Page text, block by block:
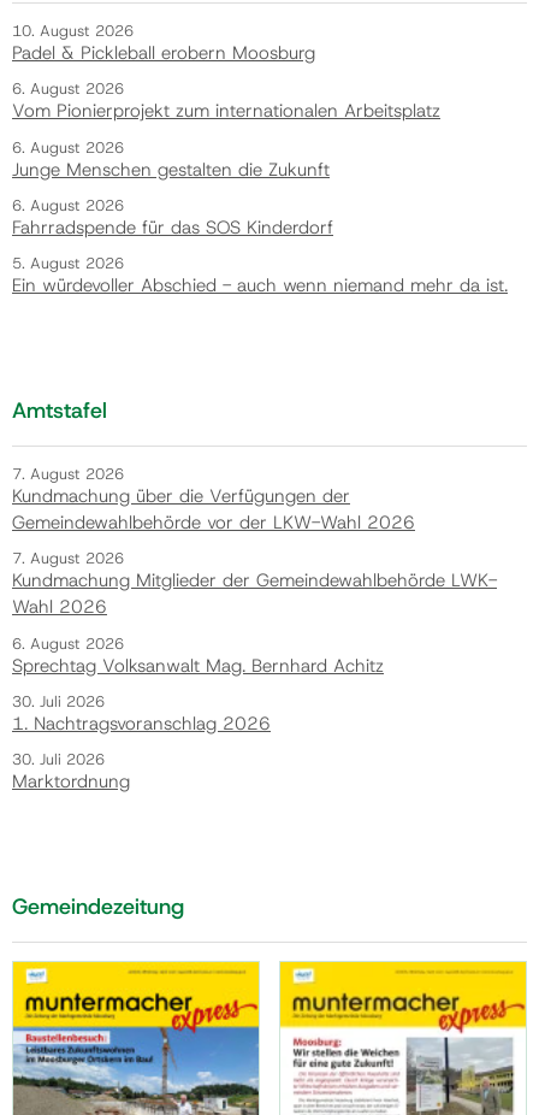
10. August 2026
Padel & Pickleball erobern Moosburg
6. August 2026
Vom Pionierprojekt zum internationalen Arbeitsplatz
6. August 2026
Junge Menschen gestalten die Zukunft
6. August 2026
Fahrradspende für das SOS Kinderdorf
5. August 2026
Ein würdevoller Abschied - auch wenn niemand mehr da ist.
Amtstafel
7. August 2026
Kundmachung über die Verfügungen der
Gemeindewahlbehörde vor der LKW-Wahl 2026
7. August 2026
Kundmachung Mitglieder der Gemeindewahlbehörde LWK-
Wahl 2026
6. August 2026
Sprechtag Volksanwalt Mag. Bernhard Achitz
30. Juli 2026
1. Nachtragsvoranschlag 2026
30. Juli 2026
Marktordnung
Gemeindezeitung